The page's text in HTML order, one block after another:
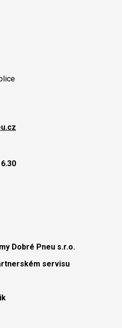
Dobré Pneu s.r.o.
servisu